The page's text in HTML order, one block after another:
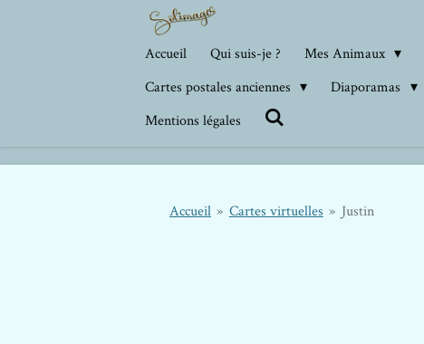
Accueil Qui suis-je ? Mes Animaux
Cartes postales anciennes
Diaporamas
Mentions légales
Accueil » Cartes virtuelles » Justin